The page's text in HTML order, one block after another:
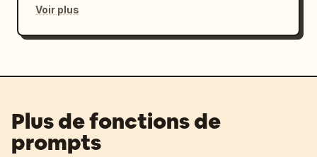
Voir plus
Plus de fonctions de
prompts